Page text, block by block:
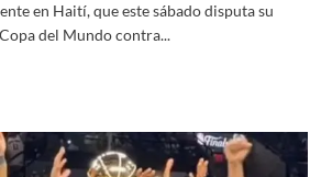
en Haití, que este sábado disputa su
del Mundo contra...